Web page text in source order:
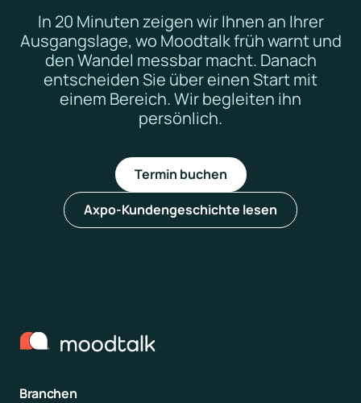
In 20 Minuten zeigen wir Ihnen an Ihrer
Ausgangslage, wo Moodtalk früh warnt und
den Wandel messbar macht. Danach
entscheiden Sie über einen Start mit
einem Bereich. Wir begleiten ihn
persönlich.
Termin buchen
Axpo-Kundengeschichte lesen
Branchen